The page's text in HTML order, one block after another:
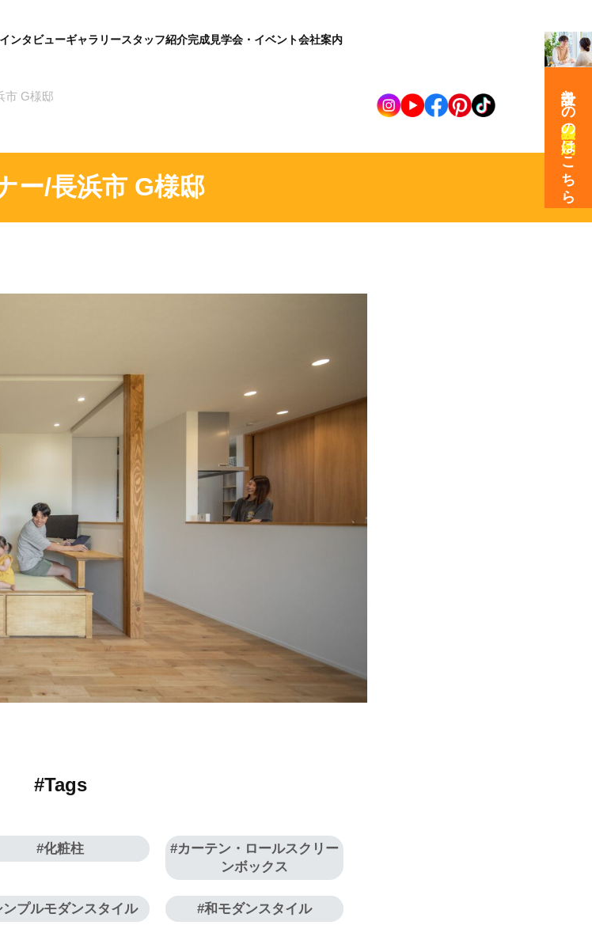
インタビューギャラリースタッフ紹介完成見学会・イベント会社案内
市 G様邸
ー/長浜市 G様邸
#Tags
化粧柱
カーテン・ロールスクリー
ンボックス
ンプルモダンスタイル 和モダンスタイル
設計士との
の
はこちら